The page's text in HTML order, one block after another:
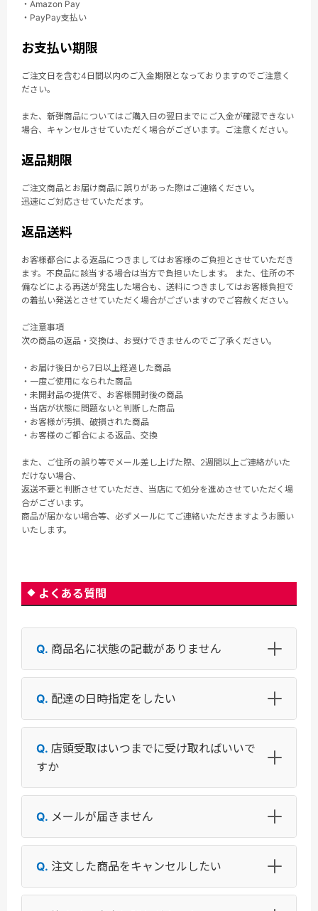
・Amazon Pay
・PayPay支払い
お支払い期限
ご注文日を含む4日間以内のご入金期限となっておりますのでご注意く
ださい。
また、新弾商品についてはご購入日の翌日までにご入金が確認できない
場合、キャンセルさせていただく場合がございます。ご注意ください。
返品期限
ご注文商品とお届け商品に誤りがあった際はご連絡ください。
迅速にご対応させていただます。
返品送料
お客様都合による返品につきましてはお客様のご負担とさせていただき
ます。不良品に該当する場合は当方で負担いたします。 また、住所の不
備などによる再送が発生した場合も、送料につきましてはお客様負担で
の着払い発送とさせていただく場合がございますのでご容赦ください。
ご注意事項
次の商品の返品・交換は、お受けできませんのでご了承ください。
・お届け後日から7日以上経過した商品
・一度ご使用になられた商品
・未開封品の提供で、お客様開封後の商品
・当店が状態に問題ないと判断した商品
・お客様が汚損、破損された商品
・お客様のご都合による返品、交換
また、ご住所の誤り等でメール差し上げた際、2週間以上ご連絡がいた
だけない場合、
返送不要と判断させていただき、当店にて処分を進めさせていただく場
合がございます。
商品が届かない場合等、必ずメールにてご連絡いただきますようお願い
いたします。
よくある質問
商品名に状態の記載がありません
配達の日時指定をしたい
店頭受取はいつまでに受け取ればいいで
すか
メールが届きません
注文した商品をキャンセルしたい